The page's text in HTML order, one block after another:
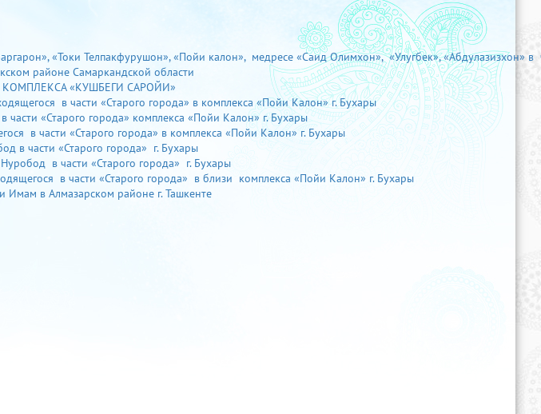
«Токи Телпакфурушон», «Пойи калон», медресе «Саид Олимхон», «Улугбек», «Абдулазизхон» в
районе Самаркандской области
«КУШБЕГИ САРОЙИ»
в части «Старого города» в комплекса «Пойи Калон» г. Бухары
«Старого города» комплекса «Пойи Калон» г. Бухары
в части «Старого города» в комплекса «Пойи Калон» г. Бухары
в части «Старого города» г. Бухары
в части «Старого города» г. Бухары
в части «Старого города» в близи комплекса «Пойи Калон» г. Бухары
Имам в Алмазарском районе г. Ташкенте